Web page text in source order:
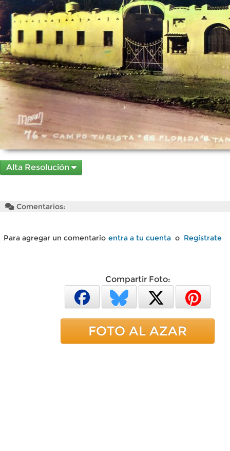
Alta Resolución
Comentarios:
Para agregar un comentario entra a tu cuenta o Regístrate
Compartir Foto:
FOTO AL AZAR